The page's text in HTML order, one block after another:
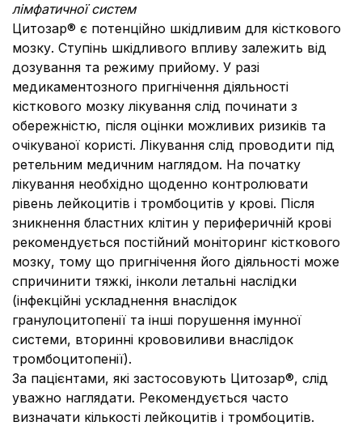
лімфатичної систем
Цитозар® є потенційно шкідливим для кісткового
мозку. Ступінь шкідливого впливу залежить від
дозування та режиму прийому. У разі
медикаментозного пригнічення діяльності
кісткового мозку лікування слід починати з
обережністю, після оцінки можливих ризиків та
очікуваної користі. Лікування слід проводити під
ретельним медичним наглядом. На початку
лікування необхідно щоденно контролювати
рівень лейкоцитів і тромбоцитів у крові. Після
зникнення бластних клітин у периферичній крові
рекомендується постійний моніторинг кісткового
мозку, тому що пригнічення його діяльності може
спричинити тяжкі, інколи летальні наслідки
(інфекційні ускладнення внаслідок
гранулоцитопенії та інші порушення імунної
системи, вторинні крововиливи внаслідок
тромбоцитопенії).
За пацієнтами, які застосовують Цитозар®, слід
уважно наглядати. Рекомендується часто
визначати кількості лейкоцитів і тромбоцитів.